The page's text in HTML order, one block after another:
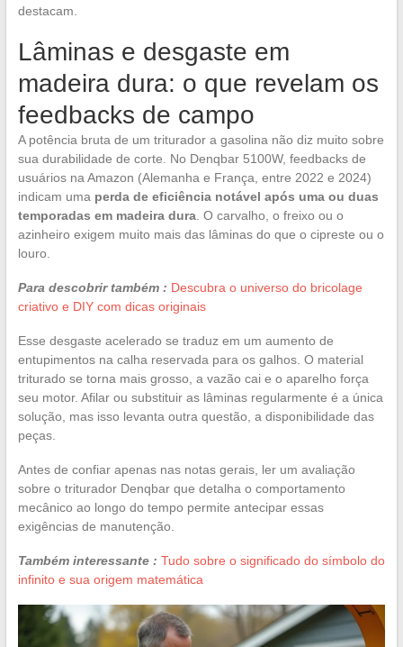
destacam.
Lâminas e desgaste em
madeira dura: o que revelam os
feedbacks de campo
A potência bruta de um triturador a gasolina não diz muito sobre
sua durabilidade de corte. No Denqbar 5100W, feedbacks de
usuários na Amazon (Alemanha e França, entre 2022 e 2024)
indicam uma perda de eficiência notável após uma ou duas
temporadas em madeira dura. O carvalho, o freixo ou o
azinheiro exigem muito mais das lâminas do que o cipreste ou o
louro.
Para descobrir também : Descubra o universo do bricolage
criativo e DIY com dicas originais
Esse desgaste acelerado se traduz em um aumento de
entupimentos na calha reservada para os galhos. O material
triturado se torna mais grosso, a vazão cai e o aparelho força
seu motor. Afilar ou substituir as lâminas regularmente é a única
solução, mas isso levanta outra questão, a disponibilidade das
peças.
Antes de confiar apenas nas notas gerais, ler um avaliação
sobre o triturador Denqbar que detalha o comportamento
mecânico ao longo do tempo permite antecipar essas
exigências de manutenção.
Também interessante : Tudo sobre o significado do símbolo do
infinito e sua origem matemática